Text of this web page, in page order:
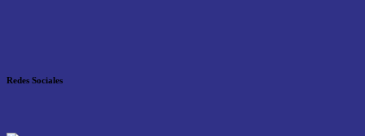
Redes Sociales